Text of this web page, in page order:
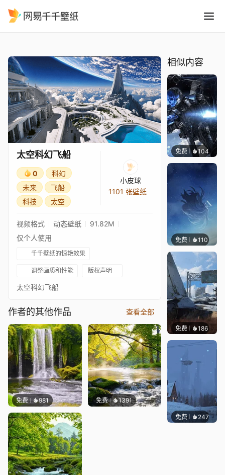
太空科幻飞船
0
科幻
未来
飞船
科技
太空
小皮球
1101 张壁纸
视频格式 动态壁纸
91.82M
仅个人使用
千千壁纸的惊艳效果
调整画质和性能 版权声明
太空科幻飞船
作者的其他作品 查看全部
免费 981 免费 1391
相似内容
免费 104
免费 110S37
免费 186
免费 247